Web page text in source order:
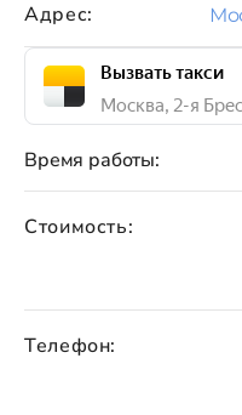
Стоимость:
Время работы:
Телефон:
Адрес:
Вызвать такси
Москва, 2-я